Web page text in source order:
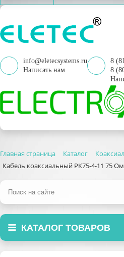
info@eletecsystems.ru
Написать нам
8
8
Главная страница Каталог
Кабель коаксиальный РК75-4-11 75
КАТАЛОГ ТОВАРОВ